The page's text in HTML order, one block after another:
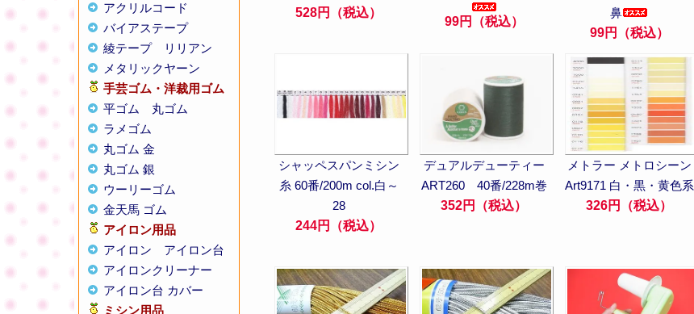
アクリルコード
バイアステープ
綾テープ
リリアン
メタリックヤーン
手芸ゴム・洋裁用ゴム
平ゴム
丸ゴム
ラメゴム
丸ゴム 金
丸ゴム 銀
ウーリーゴム
金天馬 ゴム
アイロン用品
アイロン
アイロン台
アイロンクリーナー
アイロン台 カバー
ミシン用品
528円（税込）
99円（税込）
鼻
99円（税込）
シャッペスパンミシン
糸 60番/200m col.白～
28
244円（税込）
デュアルデューティー
ART260 40番/228m巻
352円（税込）
メトラー メトロシーン
Art9171 白・黒・黄色系
326円（税込）